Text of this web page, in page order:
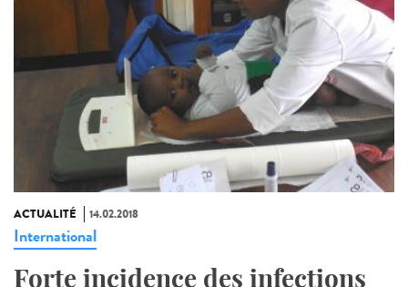
ACTUALITÉ 14.02.2018
International
Forte incidence des infections